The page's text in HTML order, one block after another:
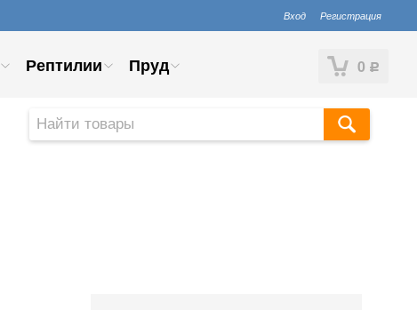
Вход Регистрация
0 Р
Рептилии Пруд